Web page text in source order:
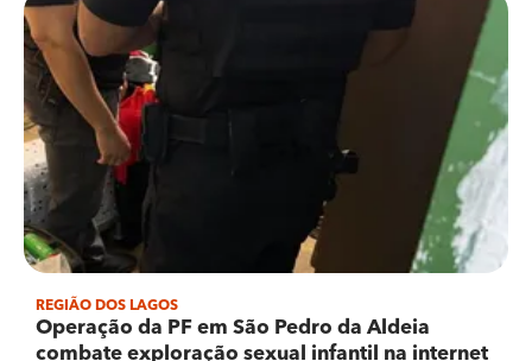
REGIÃO DOS LAGOS
Operação da PF em São Pedro da Aldeia
combate exploração sexual infantil na internet